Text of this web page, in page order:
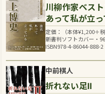
川柳作家ベス
あって私が立
定価：（本体¥1,200＋税
新書判ソフトカバー・
ISBN978-4-86044-888-2
中前棋人
折れない足Ⅱ